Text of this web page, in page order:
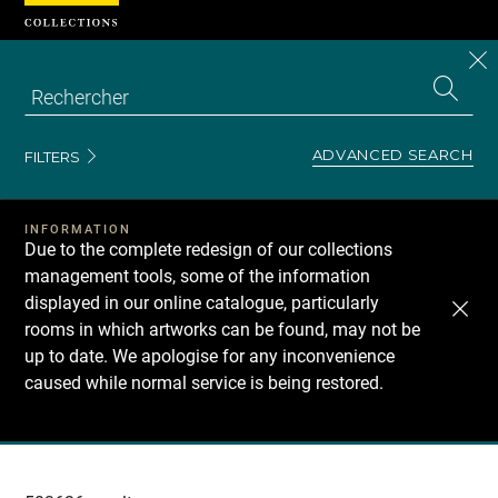
FILTERS ADVANCED SEARCH
INFORMATION
Due to the complete redesign of our collections
management tools, some of the information
displayed in our online catalogue, particularly
rooms in which artworks can be found, may not be
up to date. We apologise for any inconvenience
caused while normal service is being restored.
Recherche
Cookies management panel